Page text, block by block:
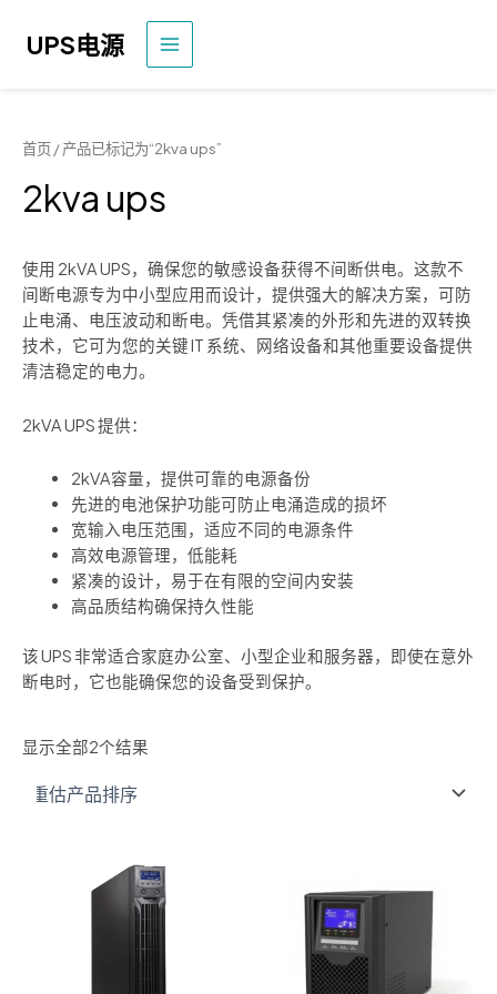
UPS电源
主
单
首页/ 产品已标记为“2kva ups”
2kva ups
使用 2kVA UPS，确保您的敏感设备获得不间断供电。这款不
间断电源专为中小型应用而设计，提供强大的解决方案，可防
止电涌、电压波动和断电。凭借其紧凑的外形和先进的双转换
技术，它可为您的关键 IT 系统、网络设备和其他重要设备提供
清洁稳定的电力。
2kVA UPS 提供：
2kVA容量，提供可靠的电源备份
先进的电池保护功能可防止电涌造成的损坏
宽输入电压范围，适应不同的电源条件
高效电源管理，低能耗
紧凑的设计，易于在有限的空间内安装
高品质结构确保持久性能
该 UPS 非常适合家庭办公室、小型企业和服务器，即使在意外
断电时，它也能确保您的设备受到保护。
显示全部2个结果